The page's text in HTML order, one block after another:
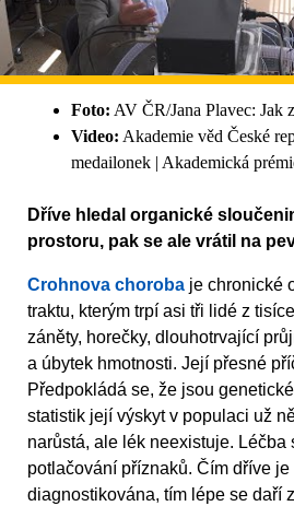
Foto: AV ČR/Jana Plavec: Jak
Video: Akademie věd České
medailonek | Akademická
Dříve hledal organické
prostoru, pak se ale vrátil na
Crohnova choroba je chronické
traktu, kterým trpí asi tři lidé z
záněty, horečky, dlouhotrvající
a úbytek hmotnosti. Její přesné
Předpokládá se, že jsou
statistik její výskyt v populaci už
narůstá, ale lék neexistuje. Léčba
potlačování příznaků. Čím dříve je
diagnostikována, tím lépe se daří